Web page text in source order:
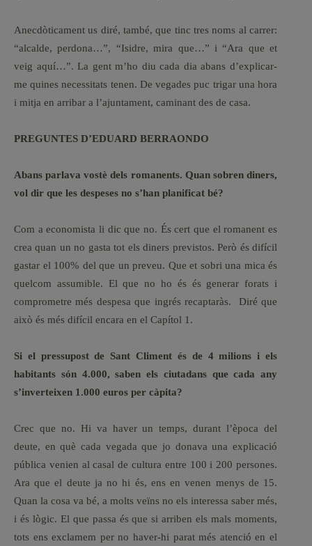
Anecdòticament us diré, també, que tinc tres noms al carrer:
“alcalde, perdona…”, “Isidre, mira que…” i “Ara que et
veig aquí…”. La gent m’ho diu cada dia abans d’explicar-
me quines necessitats tenen. De vegades puc trigar una hora
i mitja en arribar a l’ajuntament, caminant des de casa.
PREGUNTES D’EDUARD BERRAONDO
Abans parlava vostè dels romanents. Quan sobren diners,
vol dir que les despeses no s’han planificat bé?
Com a economista li dic que no. És cert que el romanent es
crea quan un no gasta tot els diners previstos. Però és difícil
gastar el 100% del que un preveu. Que et sobri una mica és
quelcom assumible. El que no ho és és generar forats i
comprometre més despesa que ingrés recaptaràs. Diré que
això és més difícil encara en el Capítol 1.
Si el pressupost de Sant Climent és de 4 milions i els
habitants són 4.000, saben els ciutadans que cada any
s’inverteixen 1.000 euros per càpita?
Crec que no. Hi va haver un temps, durant l’època del
deute, en què cada vegada que jo donava una explicació
pública venien al casal de cultura entre 100 i 200 persones.
Ara que el deute ja no hi és, ens en venen menys de 15.
Quan la cosa va bé, a molts veïns no els interessa saber més,
i és lògic. El que passa és que si arriben els mals moments,
tots ens exclamem per no haver-hi parat més atenció en el